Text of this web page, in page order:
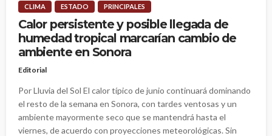
CLIMA ESTADO PRINCIPALES
Calor persistente y posible llegada de
humedad tropical marcarían cambio de
ambiente en Sonora
Editorial
Por Lluvia del Sol El calor típico de junio continuará dominando
el resto de la semana en Sonora, con tardes ventosas y un
ambiente mayormente seco que se mantendrá hasta el
viernes, de acuerdo con proyecciones meteorológicas. Sin